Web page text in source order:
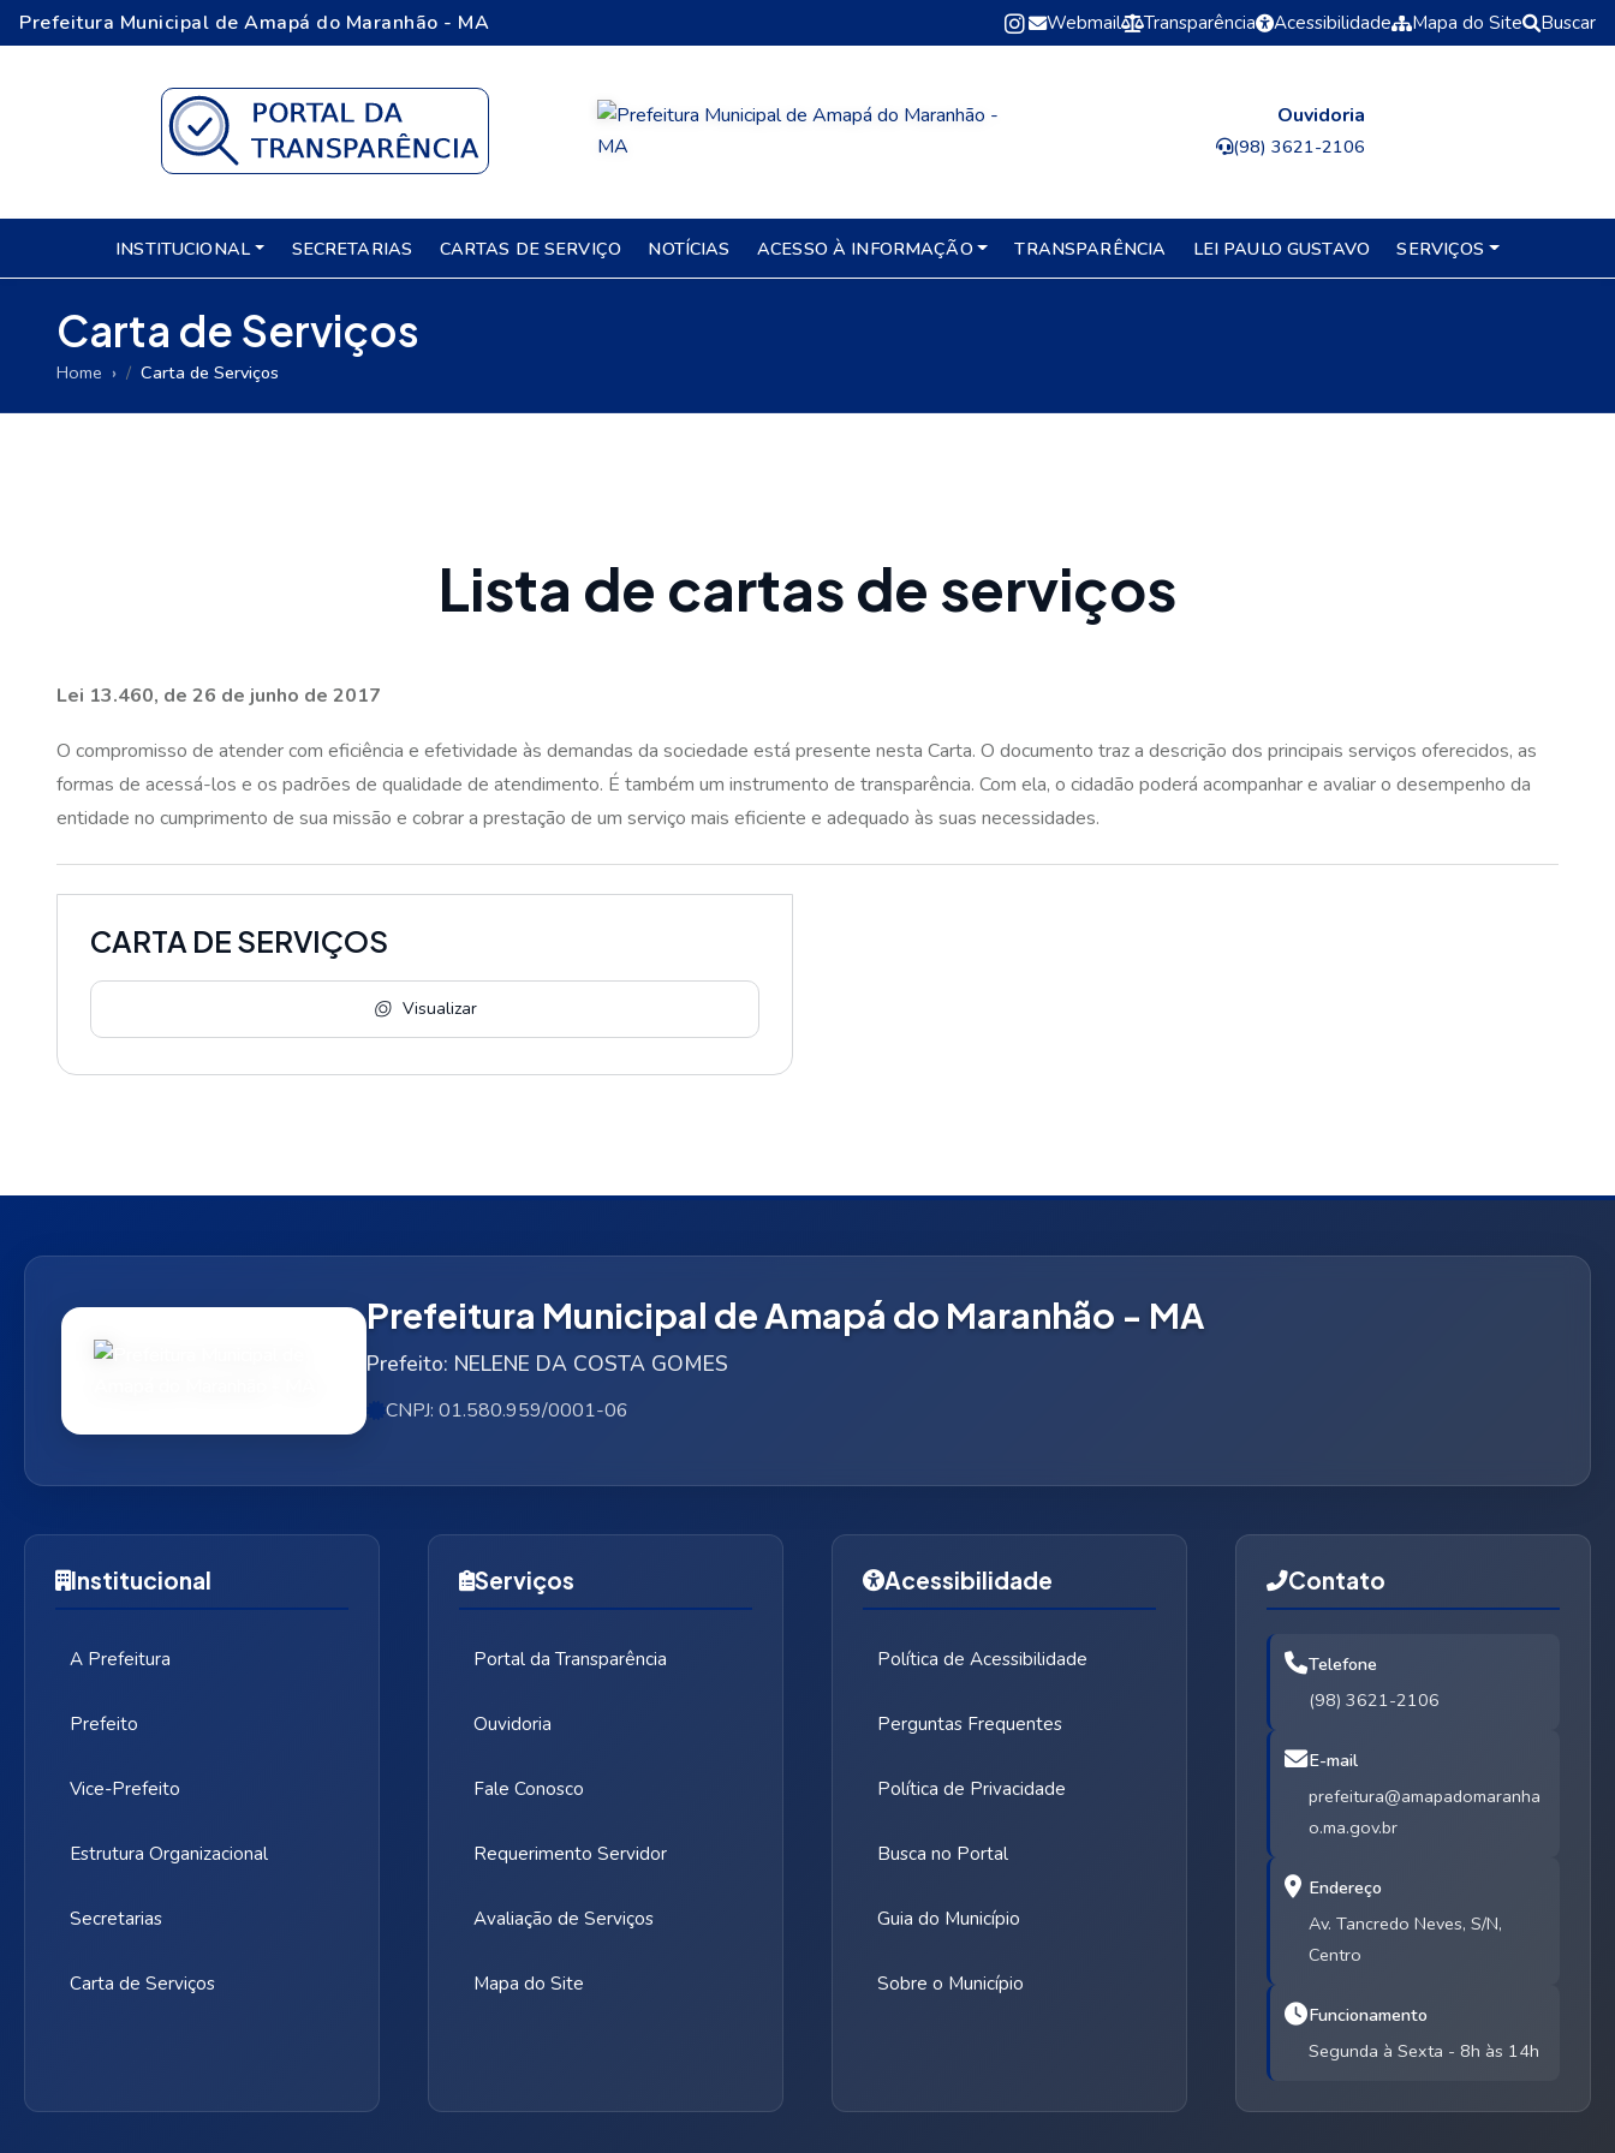
Prefeitura Municipal de Amapá do Maranhão - MA Webmail Transparência Acessibilidade Mapa do Site Buscar
Ouvidoria
(98) 3621-2106
INSTITUCIONAL SECRETARIAS CARTAS DE SERVIÇO NOTÍCIAS ACESSO À INFORMAÇÃO TRANSPARÊNCIA LEI PAULO GUSTAVO SERVIÇOS
Carta de Serviços
Home Carta de Serviços
Lista de cartasde serviços
Lei 13.460, de 26 de junho de 2017
O compromisso de atender com eficiência e efetividade às demandas da sociedade está presente nesta Carta. O documento traz a descrição dos principais serviços oferecidos, as
formas de acessá-los e os padrões de qualidade de atendimento. É também um instrumento de transparência. Com ela, o cidadão poderá acompanhar e avaliar o desempenho da
entidade no cumprimento de sua missão e cobrar a prestação de um serviço mais eficiente e adequado às suas necessidades.
CARTA DE SERVIÇOS
Visualizar
Prefeitura Municipal de Amapá do Maranhão - MA
Prefeito: NELENE DA COSTA GOMES
CNPJ: 01.580.959/0001-06
Institucional
A Prefeitura
Prefeito
Vice-Prefeito
Estrutura Organizacional
Secretarias
Carta de Serviços
Serviços
Portal da Transparência
Ouvidoria
Fale Conosco
Requerimento Servidor
Avaliação de Serviços
Mapa do Site
Acessibilidade
Política de Acessibilidade
Perguntas Frequentes
Política de Privacidade
Busca no Portal
Guia do Município
Sobre o Município
Contato
Telefone
(98) 3621-2106
E-mail
prefeitura@amapadomaranha
o.ma.gov.br
Endereço
Av. Tancredo Neves, S/N,
Centro
Funcionamento
Segunda à Sexta - 8h às 14h